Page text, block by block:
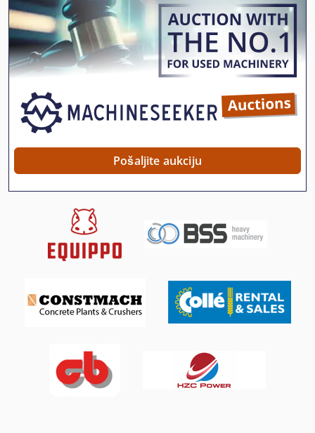
Mašina Za Bušenje Hardvera
Mašina Za Bušenje Jezgre
Mašina Za Bušenje Prirubnica
Mašina Za Bušenje Smalcalda
Mašina Za Bušenje Stakla
Mašina Za Bušenje Vreteno
Pneumatski Stroj Za Bušenje
Pokrenuti Stroj Za Bušenje Rupa
Stol Za Bušenje
Stroj Za Bušenje Stanze
Strojevi Za Bušenje
Pošaljite aukciju